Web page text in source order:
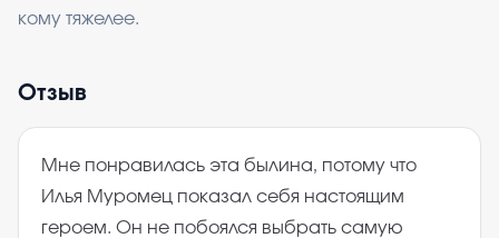
кому тяжелее.
Отзыв
Мне понравилась эта былина, потому что
Илья Муромец показал себя настоящим
героем. Он не побоялся выбрать самую